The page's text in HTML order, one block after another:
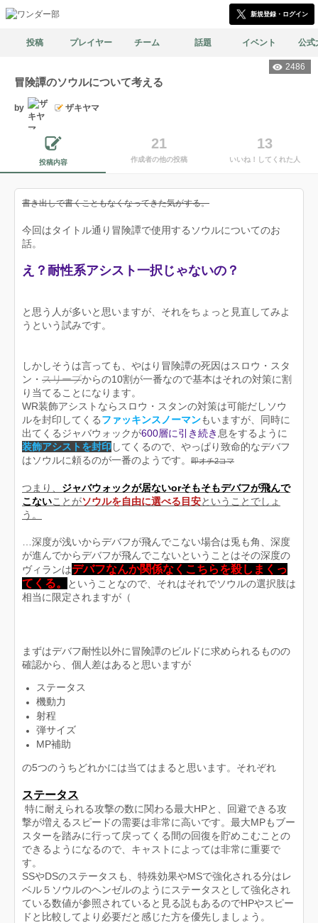
新規登録・ログイン
投稿 プレイヤー チーム 話題 イベント 公式
2486
冒険譚のソウルについて考える
by ザキヤマ
投稿内容
21
作成者の他の投稿
13
いいね！してくれた人
書き出しで書くこともなくなってきた気がする。
今回はタイトル通り冒険譚で使用するソウルについてのお
話。
え？耐性系アシスト一択じゃないの？
と思う人が多いと思いますが、それをちょっと見直してみよ
うという試みです。
しかしそうは言っても、やはり冒険譚の死因はスロウ・スタ
ン・ スリープからの10割が一番なので基本はそれの対策に割
り当てることになります。
WR装飾アシストならスロウ・スタンの対策は可能だしソウ
ルを封印してくるファッキンスノーマンもいますが、同時に
出てくるジャバウォックが600層に引き続き 息をするように
装飾アシストを封印してくるので、やっぱり致命的なデバフ
はソウルに頼るのが一番のようです。
即オチ2コマ
つまり、 ジャバウォックが居ないorそもそもデバフが飛んで
こないことがソウルを自由に選べる目安ということでしょ
う。
…深度が浅いからデバフが飛んでこない場合は兎も角、深度
が進んでからデバフが飛んでこないということはその深度の
ヴィランはデバフなんか関係なくこちらを殺しまくっ
てくる。
ということなので、それはそれでソウルの選択肢は
相当に限定されますが（
まずはデバフ耐性以外に冒険譚のビルドに求められるものの
確認から、個人差はあると思いますが
ステータス
機動力
射程
弾サイズ
MP補助
の5つのうちどれかには当てはまると思います。それぞれ
ステータス
特に耐えられる攻撃の数に関わる最大HPと、回避できる攻
撃が増えるスピードの需要は非常に高いです。最大MPもブー
スターを踏みに行って戻ってくる間の回復を貯めこむことの
できるようになるので、キャストによっては非常に重要で
す。
SSやDSのステータスも、特殊効果やMSで強化される分はレ
ベル５ソウルのヘンゼルのようにステータスとして強化され
ている数値が参照されていると見る説もあるのでHPやスピー
ドと比較してより必要だと感じた方を優先しましょう。